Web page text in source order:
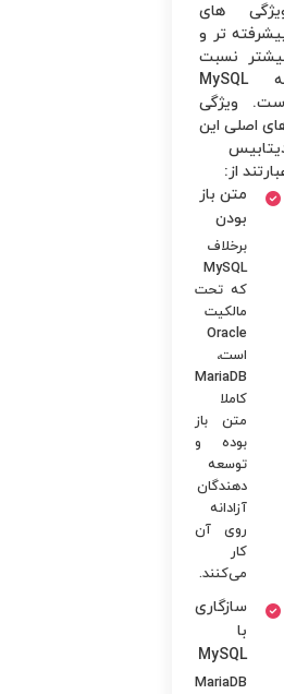
های
تر و
نسبت
به MySQL
ویژگی
اصلی این
از:
متن باز
بودن
برخلاف
MySQL
که تحت
مالکیت
Oracle
است،
MariaDB
کاملا
متن باز
بوده و
توسعه
دهندگان
آزادانه
روی آن
کار
می‌کنند.
سازگاری
با
MySQL
MariaDB